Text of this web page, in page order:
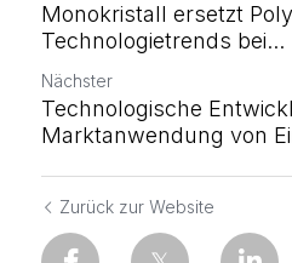
Monokristall ersetzt
Technologietrends bei...
Nächster
Technologische
Marktanwendung von
Zurück zur Website